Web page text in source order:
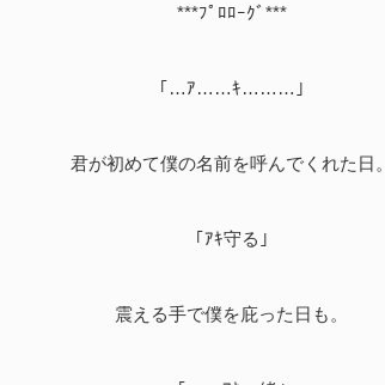
***ﾌﾟﾛﾛｰｸﾞ***
｢…ｱ……ｷ………｣
君が初めて僕の名前を呼んでくれた日。
｢ｱｷ守る｣
震える手で僕を庇った日も。